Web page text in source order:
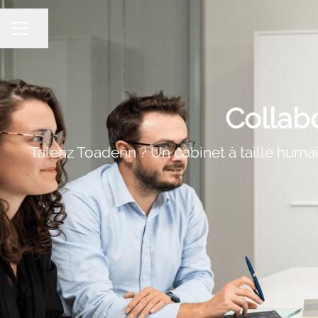
MENU CARRIÈRE
Partager la page
Talenz Toadenn ? Un cabinet à taille